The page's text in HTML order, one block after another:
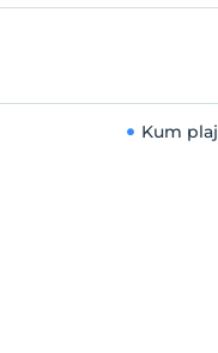
Kum plaj